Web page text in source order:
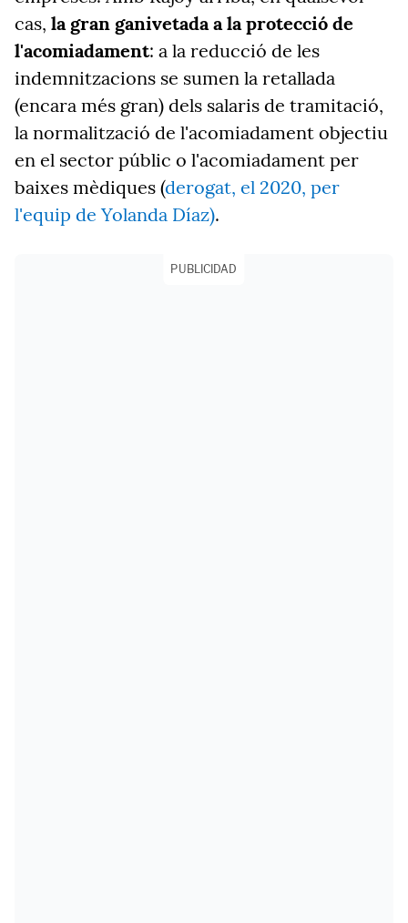
cas, la gran ganivetada a la protecció de
l'acomiadament: a la reducció de les
indemnitzacions se sumen la retallada
(encara més gran) dels salaris de tramitació,
la normalització de l'acomiadament objectiu
en el sector públic o l'acomiadament per
baixes mèdiques (derogat, el 2020, per
l'equip de Yolanda Díaz).
PUBLICIDAD